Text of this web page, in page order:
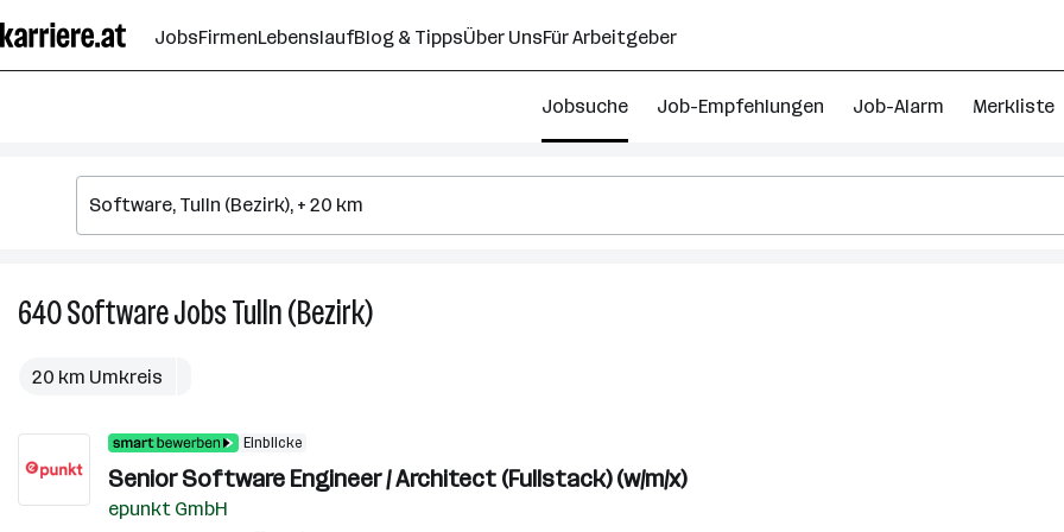
Seiteninhalt
springen
JobsFirmenLebenslaufBlog & TippsÜber UnsFür Arbeitgeber
Jobsuche Job-Empfehlungen Job-Alarm Merkliste
640SoftwareJobsTulln (Bezirk)640
20 km Umkreis
Einblicke
Senior Software Engineer / Architect (Fullstack) (w/m/x)
epunkt GmbH